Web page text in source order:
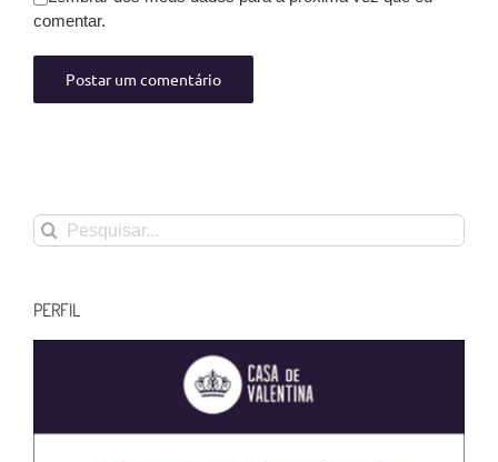
comentar.
Buscar
resultados
PERFIL